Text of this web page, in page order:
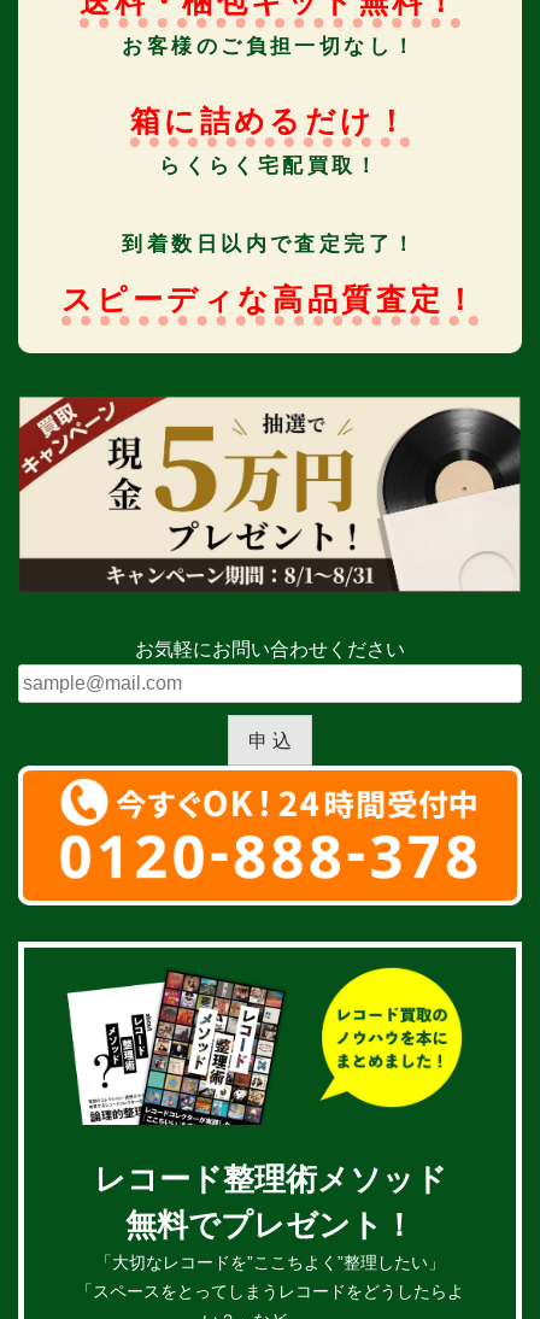
お客様のご負担一切なし！
箱に詰めるだけ！
らくらく宅配買取！
到着数日以内で査定完了！
スピーディな高品質査定！
お気軽にお問い合わせください
申 込
レコード整理術メソッド
無料でプレゼント！
「大切なレコードを”ここちよく”整理したい」
「スペースをとってしまうレコードをどうしたらよ